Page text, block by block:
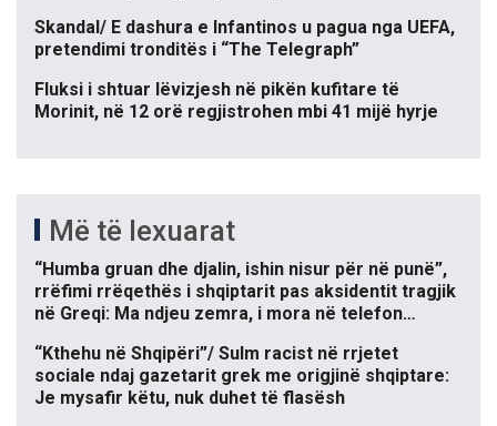
Skandal/ E dashura e Infantinos u pagua nga UEFA,
pretendimi tronditës i “The Telegraph”
Fluksi i shtuar lëvizjesh në pikën kufitare të
Morinit, në 12 orë regjistrohen mbi 41 mijë hyrje
Më të lexuarat
“Humba gruan dhe djalin, ishin nisur për në punë”,
rrëfimi rrëqethës i shqiptarit pas aksidentit tragjik
në Greqi: Ma ndjeu zemra, i mora në telefon…
“Kthehu në Shqipëri”/ Sulm racist në rrjetet
sociale ndaj gazetarit grek me origjinë shqiptare:
Je mysafir këtu, nuk duhet të flasësh